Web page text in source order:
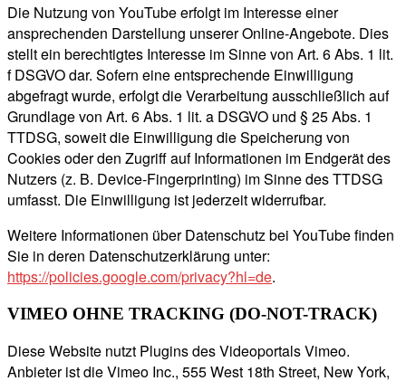
Die Nutzung von YouTube erfolgt im Interesse einer
ansprechenden Darstellung unserer Online-Angebote. Dies
stellt ein berechtigtes Interesse im Sinne von Art. 6 Abs. 1 lit.
f DSGVO dar. Sofern eine entsprechende Einwilligung
abgefragt wurde, erfolgt die Verarbeitung ausschließlich auf
Grundlage von Art. 6 Abs. 1 lit. a DSGVO und § 25 Abs. 1
TTDSG, soweit die Einwilligung die Speicherung von
Cookies oder den Zugriff auf Informationen im Endgerät des
Nutzers (z. B. Device-Fingerprinting) im Sinne des TTDSG
umfasst. Die Einwilligung ist jederzeit widerrufbar.
Weitere Informationen über Datenschutz bei YouTube finden
Sie in deren Datenschutzerklärung unter:
https://policies.google.com/privacy?hl=de.
VIMEO OHNE TRACKING (DO-NOT-TRACK)
Diese Website nutzt Plugins des Videoportals Vimeo.
Anbieter ist die Vimeo Inc., 555 West 18th Street, New York,